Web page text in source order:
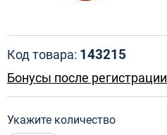
Код товара: 143215
Бонусы после регистрации
Укажите количество